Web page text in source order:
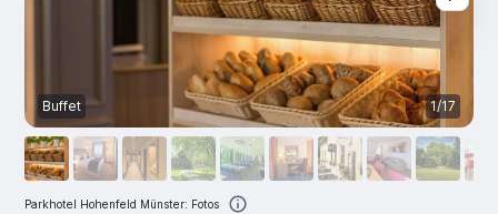
Buffet 1/17
Parkhotel Hohenfeld Münster: Fotos